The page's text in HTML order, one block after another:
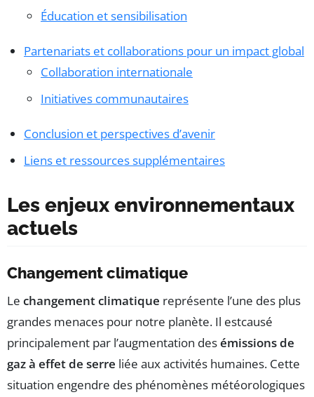
Éducation et sensibilisation
Partenariats et collaborations pour un impact global
Collaboration internationale
Initiatives communautaires
Conclusion et perspectives d’avenir
Liens et ressources supplémentaires
Les enjeux environnementaux
actuels
Changement climatique
Le changement climatique représente l’une des plus
grandes menaces pour notre planète. Il estcausé
principalement par l’augmentation desémissions de
gaz à effet de serre liée aux activités humaines. Cette
situation engendre des phénomènes météorologiques